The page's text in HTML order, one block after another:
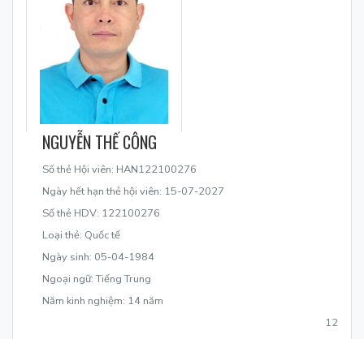
NGUYỄN THẾ CÔNG
Số thẻ Hội viên: HAN122100276
Ngày hết hạn thẻ hội viên: 15-07-2027
Số thẻ HDV: 122100276
Loại thẻ: Quốc tế
Ngày sinh: 05-04-1984
Ngoại ngữ: Tiếng Trung
Năm kinh nghiệm: 14 năm
12